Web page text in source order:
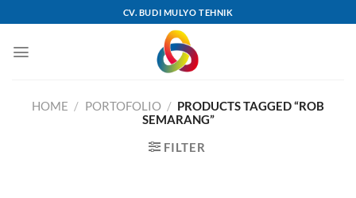
to
content
CV. BUDI MULYO TEHNIK
HOME / PORTOFOLIO / PRODUCTS TAGGED “ROB
SEMARANG”
FILTER